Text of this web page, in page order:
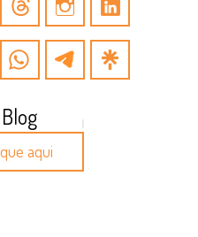
Blog
aqui